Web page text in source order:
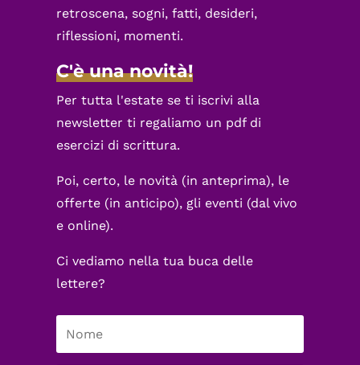
retroscena, sogni, fatti, desideri,
riflessioni, momenti.
C'è una novità!
Per tutta l'estate se ti iscrivi alla
newsletter ti regaliamo un pdf di
esercizi di scrittura.
Poi, certo, le novità (in anteprima), le
offerte (in anticipo), gli eventi (dal vivo
e online).
Ci vediamo nella tua buca delle
lettere?